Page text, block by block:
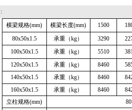
横梁规格(mm)
横梁长度(mm) 1500
80x50x1.5
承重（kg） 3290
100x50x1.5
承重（kg） 5510
120x50x1.5
承重（kg） 8460
140x50x1.5
承重（kg） 8460
160x50x1.5
承重（kg） 8460
立柱规格(mm)